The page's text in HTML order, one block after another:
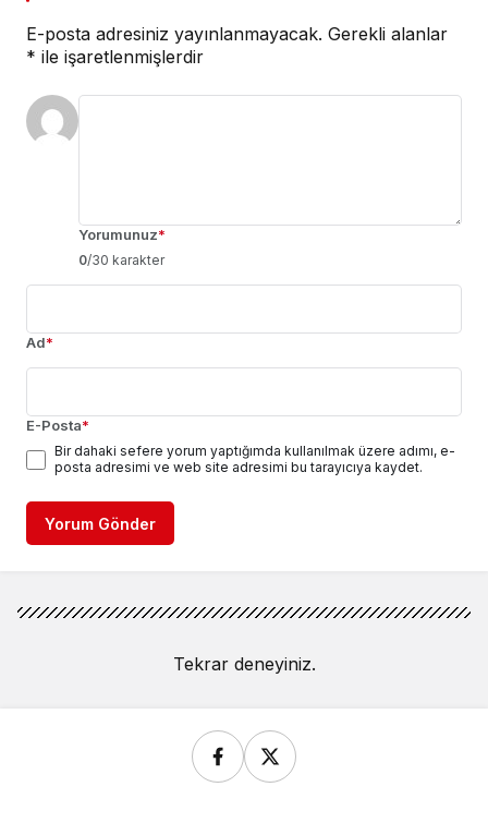
E-posta adresiniz yayınlanmayacak. Gerekli alanlar
* ile işaretlenmişlerdir
Yorumunuz*
0/30 karakter
Ad*
E-Posta*
Bir dahaki sefere yorum yaptığımda kullanılmak üzere adımı, e-
posta adresimi ve web site adresimi bu tarayıcıya kaydet.
Yorum Gönder
Tekrar deneyiniz.